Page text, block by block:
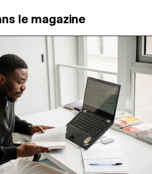
ARTISTIQUE ↓
le magazine